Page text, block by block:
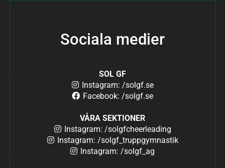
Sociala medier
SOL GF
Instagram: /solgf.se
Facebook: /solgf.se
VÅRA SEKTIONER
Instagram: /solgfcheerleading
Instagram: /solgf_truppgymnastik
Instagram: /solgf_ag